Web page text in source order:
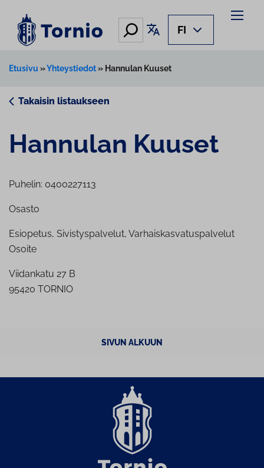
sisältöön
Hae Käännä sivu
FI
Etusivu »Yhteystiedot» Hannulan Kuuset
Takaisin listaukseen
Hannulan Kuuset
Puhelin: 0400227113
Osasto
Esiopetus, Sivistyspalvelut, Varhaiskasvatuspalvelut
Osoite
Viidankatu 27 B
95420 TORNIO
SIVUN ALKUUN